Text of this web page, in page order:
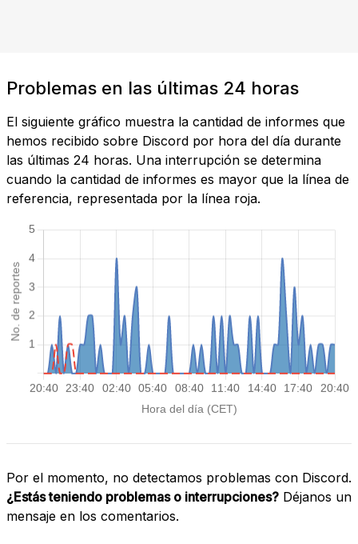
Problemas en las últimas 24 horas
El siguiente gráfico muestra la cantidad de informes que
hemos recibido sobre Discord por hora del día durante
las últimas 24 horas. Una interrupción se determina
cuando la cantidad de informes es mayor que la línea de
referencia, representada por la línea roja.
Por el momento, no detectamos problemas con Discord.
¿Estás teniendo problemas o interrupciones? Déjanos un
mensaje en los comentarios.